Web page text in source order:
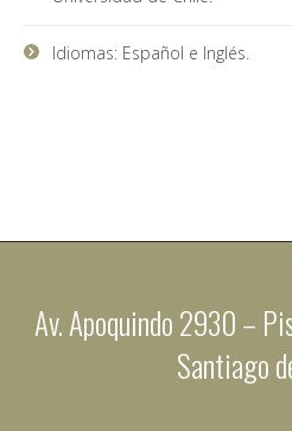
Idiomas: Español e Inglés.
Av. Apoquindo 2930 –
Santiago